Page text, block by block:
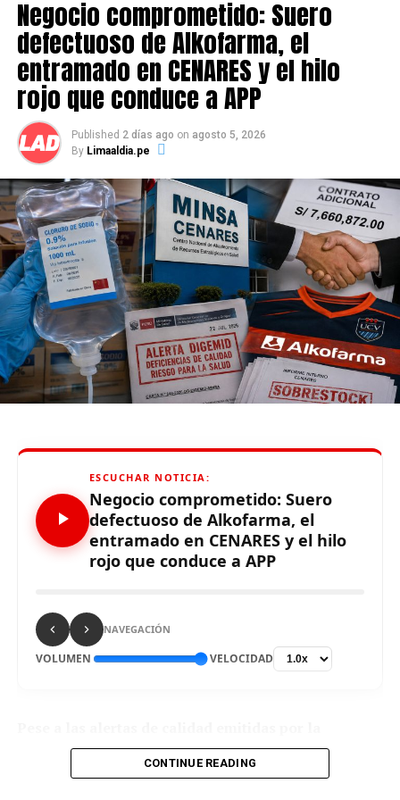
estas situaciones.
Source link
Comparte esto:
RELATED TOPICS:
UP NEXT
Exburgomaestre y exgerente detenidos por fraude en
obras
DON'T MISS
Limaaldia.pe
Mantente informado con Limaaldia.pe
Negocio comprometido: Suero
defectuoso de Alkofarma, el
entramado en CENARES y el hilo
rojo que conduce a APP
Published 2 días ago on agosto 5, 2026
By Limaaldia.pe
ESCUCHAR NOTICIA:
Negocio comprometido: Suero
defectuoso de Alkofarma, el
entramado en CENARES y el hilo
rojo que conduce a APP
NAVEGACIÓN
VOLUMEN VELOCIDAD
DIGEMID sobre un suero de procedencia china,
CENARES otorgó a Alkofarma una ampliación
CONTINUE READING